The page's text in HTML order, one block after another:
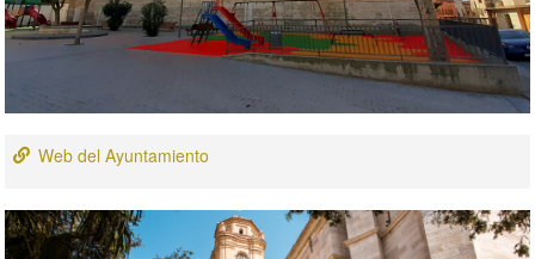
Web del Ayuntamiento
Previous